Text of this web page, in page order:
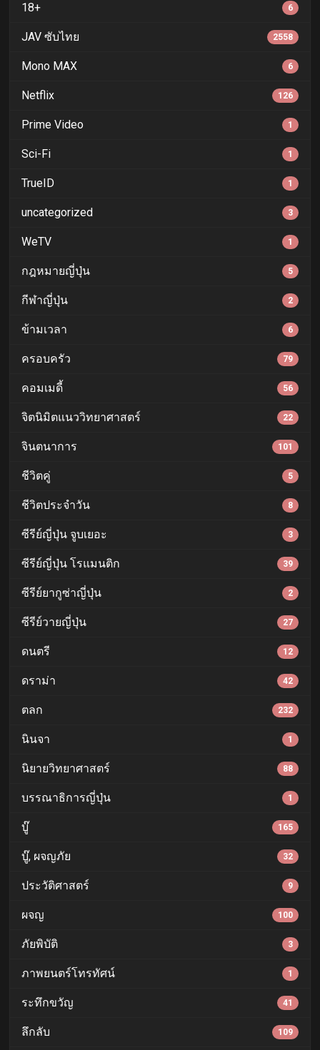
18+ 6
JAV ซับไทย 2558
Mono MAX 6
Netflix 126
Prime Video 1
Sci-Fi 1
TrueID 1
uncategorized 3
WeTV 1
กฎหมายญี่ปุ่น 5
กีฬาญี่ปุ่น 2
ข้ามเวลา 6
ครอบครัว 79
คอมเมดี้ 56
จิตนิมิตแนววิทยาศาสตร์ 22
จินตนาการ 101
ชีวิตคู่ 5
ชีวิตประจำวัน 8
ซีรีย์ญี่ปุ่น จูบเยอะ 3
ซีรีย์ญี่ปุ่น โรแมนติก 39
ซีรีย์ยากูซ่าญี่ปุ่น 2
ซีรีย์วายญี่ปุ่น 27
ดนตรี 12
ดราม่า 42
ตลก 232
นินจา 1
นิยายวิทยาศาสตร์ 88
บรรณาธิการญี่ปุ่น 1
บู๊ 165
บู๊, ผจญภัย 32
ประวัติศาสตร์ 9
ผจญ 100
ภัยพิบัติ 3
ภาพยนตร์โทรทัศน์ 1
ระทึกขวัญ 41
ลึกลับ 109